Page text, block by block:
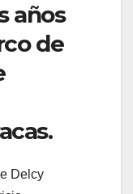
años
de
Delcy